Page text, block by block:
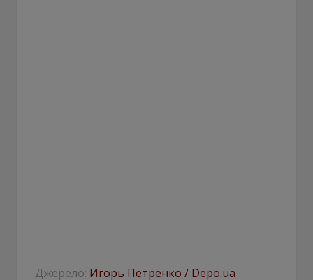
Джерело: Игорь Петренко / Depo.ua